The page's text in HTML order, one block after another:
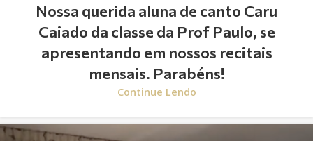
Nossa querida aluna de canto Caru
Caiado da classe da Prof Paulo, se
apresentando em nossos recitais
mensais. Parabéns!
Continue Lendo